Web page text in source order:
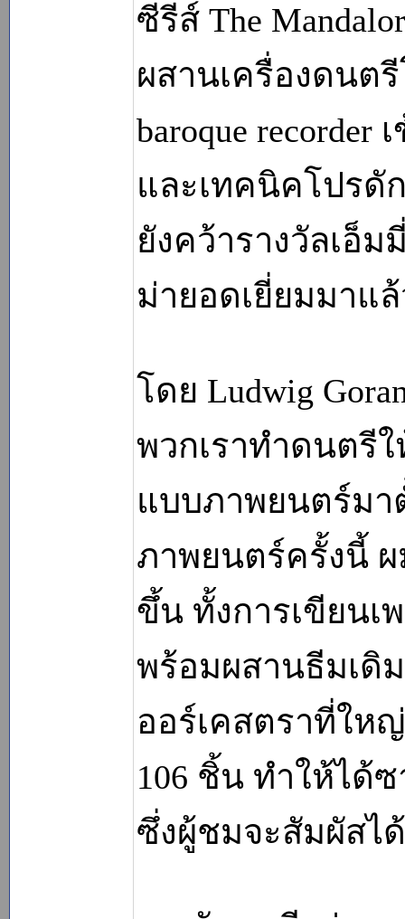
ซีรีส์ The
ผสานเครื่องดนต
baroque
และเทคนิคโปรดั
ยังคว้ารางวัลเอ็
ม่ายอดเยี่ยมมาแล้
โดย Ludwig
พวกเราทำดนตรีใ
แบบภาพยนตร์มา
ภาพยนตร์ครั้งนี้
ขึ้น ทั้งการเขียนเ
พร้อมผสานธีมเดิ
ออร์เคสตราที่ให
106 ชิ้น ทำให้ได้
ซึ่งผู้ชมจะสัมผัสไ